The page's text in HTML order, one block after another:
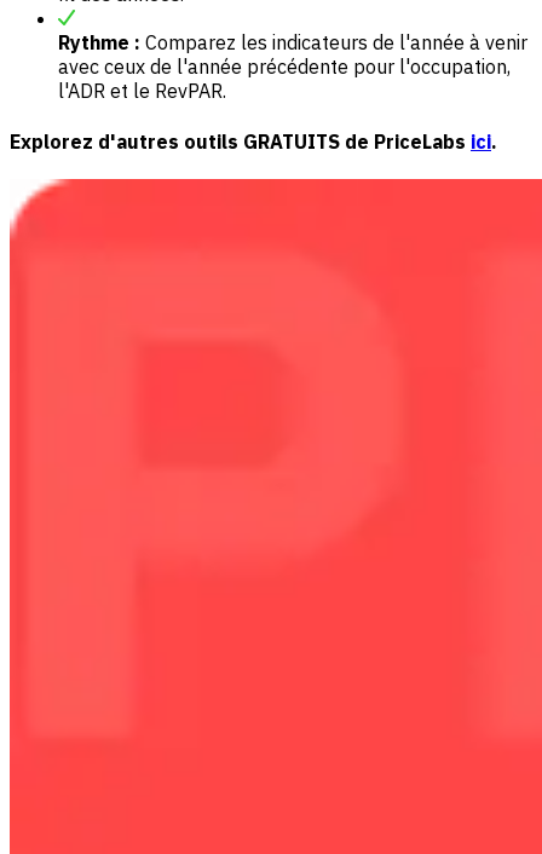
Rythme : Comparez les indicateurs de l'année à venir
avec ceux de l'année précédente pour l'occupation,
l'ADR et le RevPAR.
Explorez d'autres outils GRATUITS de PriceLabs ici.